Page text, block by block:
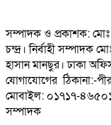
সম্পাদক ও প্রকাশক: মোঃ
চন্দ্র। নির্বাহী সম্পাদক
হাসান মানছুর। ঢাকা
যোগাযোগের ঠিকানা:-
মোবাইল: ০১৭১৭-
সম্পাদক